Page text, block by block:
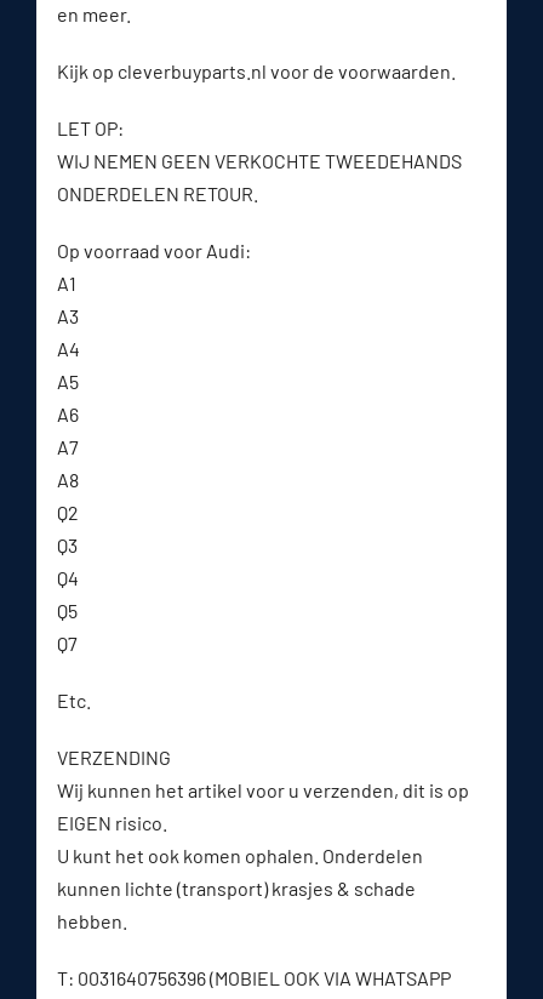
en meer.
Kijk op cleverbuyparts.nl voor de voorwaarden.
LET OP:
WIJ NEMEN GEEN VERKOCHTE TWEEDEHANDS
ONDERDELEN RETOUR.
Op voorraad voor Audi:
A1
A3
A4
A5
A6
A7
A8
Q2
Q3
Q4
Q5
Q7
Etc.
VERZENDING
Wij kunnen het artikel voor u verzenden, dit is op
EIGEN risico.
U kunt het ook komen ophalen. Onderdelen
kunnen lichte (transport) krasjes & schade
hebben.
T: 0031640756396 (MOBIEL OOK VIA WHATSAPP